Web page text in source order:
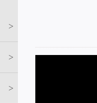
>
>
>